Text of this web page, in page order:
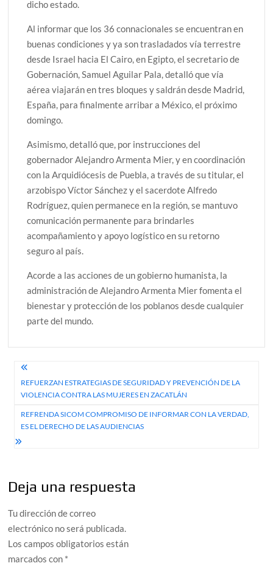
dicho estado.
Al informar que los 36 connacionales se encuentran en
buenas condiciones y ya son trasladados vía terrestre
desde Israel hacia El Cairo, en Egipto, el secretario de
Gobernación, Samuel Aguilar Pala, detalló que vía
aérea viajarán en tres bloques y saldrán desde Madrid,
España, para finalmente arribar a México, el próximo
domingo.
Asimismo, detalló que, por instrucciones del
gobernador Alejandro Armenta Mier, y en coordinación
con la Arquidiócesis de Puebla, a través de su titular, el
arzobispo Víctor Sánchez y el sacerdote Alfredo
Rodríguez, quien permanece en la región, se mantuvo
comunicación permanente para brindarles
acompañamiento y apoyo logístico en su retorno
seguro al país.
Acorde a las acciones de un gobierno humanista, la
administración de Alejandro Armenta Mier fomenta el
bienestar y protección de los poblanos desde cualquier
parte del mundo.
Navegación
de
entradas
REFUERZAN ESTRATEGIAS DE SEGURIDAD Y PREVENCIÓN DE LA
VIOLENCIA CONTRA LAS MUJERES EN ZACATLÁN
REFRENDA SICOM COMPROMISO DE INFORMAR CON LA VERDAD,
ES EL DERECHO DE LAS AUDIENCIAS
Deja una respuesta
Tu dirección de correo
electrónico no será publicada.
Los campos obligatorios están
marcados con *